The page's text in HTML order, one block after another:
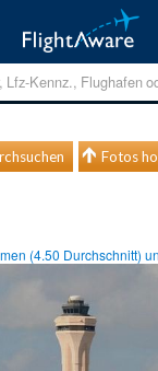
Fotos
(4.50 Durchschnitt)